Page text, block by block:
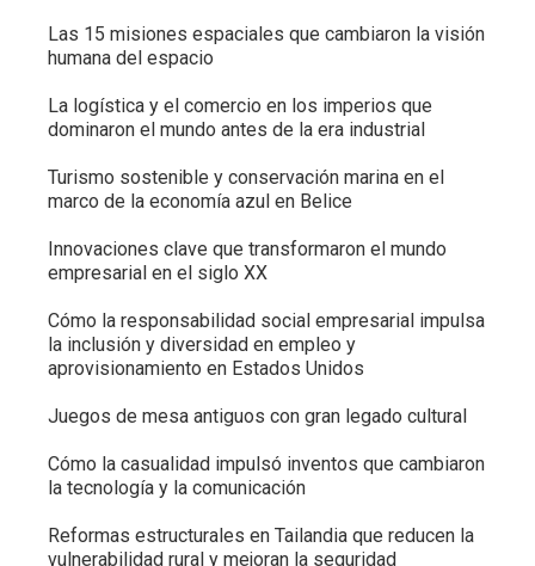
Las 15 misiones espaciales que cambiaron la visión
humana del espacio
La logística y el comercio en los imperios que
dominaron el mundo antes de la era industrial
Turismo sostenible y conservación marina en el
marco de la economía azul en Belice
Innovaciones clave que transformaron el mundo
empresarial en el siglo XX
Cómo la responsabilidad social empresarial impulsa
la inclusión y diversidad en empleo y
aprovisionamiento en Estados Unidos
Juegos de mesa antiguos con gran legado cultural
Cómo la casualidad impulsó inventos que cambiaron
la tecnología y la comunicación
Reformas estructurales en Tailandia que reducen la
vulnerabilidad rural y mejoran la seguridad